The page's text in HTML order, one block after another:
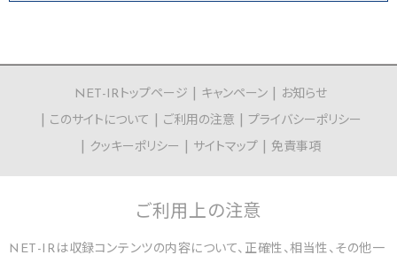
NET-IRトップページ キャンペーン
お知らせ
このサイトについて
ご利用の注意
プライバシーポリシー
クッキーポリシー
サイトマップ 免責事項
ご利用上の注意
NET-IRは収録コンテンツの内容について、正確性、相当性、その他一